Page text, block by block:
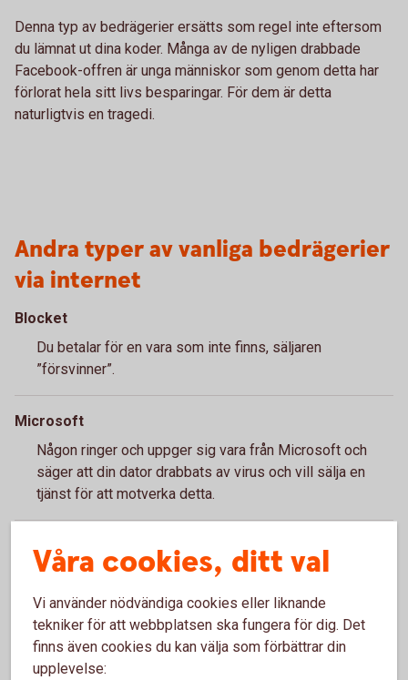
Denna typ av bedrägerier ersätts som regel inte eftersom
du lämnat ut dina koder. Många av de nyligen drabbade
Facebook-offren är unga människor som genom detta har
förlorat hela sitt livs besparingar. För dem är detta
naturligtvis en tragedi.
Andra typer av vanliga bedrägerier
via internet
Blocket
Du betalar för en vara som inte finns, säljaren
”försvinner”.
Microsoft
Någon ringer och uppger sig vara från Microsoft och
säger att din dator drabbats av virus och vill sälja en
tjänst för att motverka detta.
Phishing
Bedragaren tar reda på bankrelaterad information via
olika metoder till exempel ett mejl med länk där du
ombeds fylla i en kod.
Trojaner
Våra cookies, ditt val
Vi använder nödvändiga cookies eller liknande
tekniker för att webbplatsen ska fungera för dig. Det
finns även cookies du kan välja som förbättrar din
upplevelse: